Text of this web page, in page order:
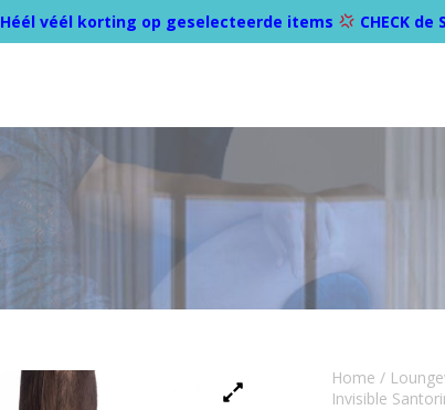
Héél véél korting op geselecteerde items CHECK de
Home /
Invisible